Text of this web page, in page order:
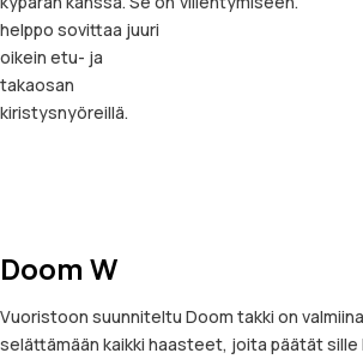
helppo sovittaa juuri
oikein etu- ja
takaosan
kiristysnyöreillä.
Doom W
Vuoristoon suunniteltu Doom takki on
selättämään kaikki haasteet, joita päätät sille